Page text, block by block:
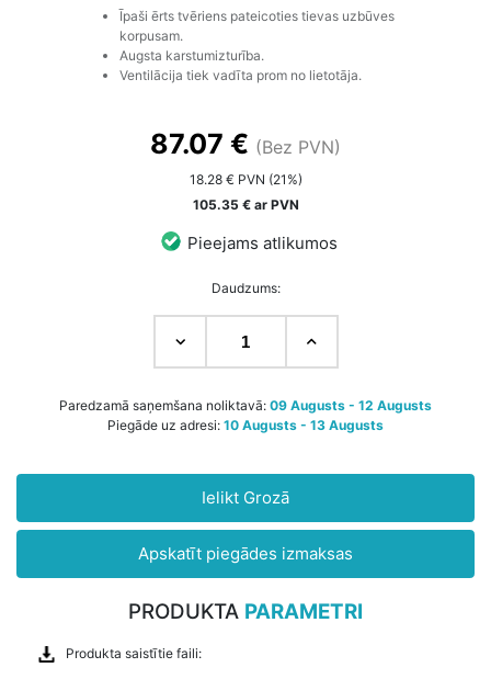
Īpaši ērts tvēriens pateicoties tievas uzbūves
korpusam.
Augsta karstumizturība.
Ventilācija tiek vadīta prom no lietotāja.
87.07 € (Bez PVN)
18.28 € PVN (21%)
105.35 € ar PVN
Pieejams atlikumos
Daudzums:
Paredzamā saņemšana noliktavā: 09 Augusts - 12 Augusts
Piegāde uz adresi: 10 Augusts - 13 Augusts
Ielikt Grozā
Apskatīt piegādes izmaksas
PRODUKTA PARAMETRI
Produkta saistītie faili: